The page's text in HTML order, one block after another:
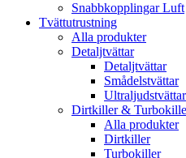
Snabbkopplingar Luft
Tvättutrustning
Alla produkter
Detaljtvättar
Detaljtvättar
Smådelstvättar
Ultraljudstvättar
Dirtkiller &
Alla produkter
Dirtkiller
Turbokiller